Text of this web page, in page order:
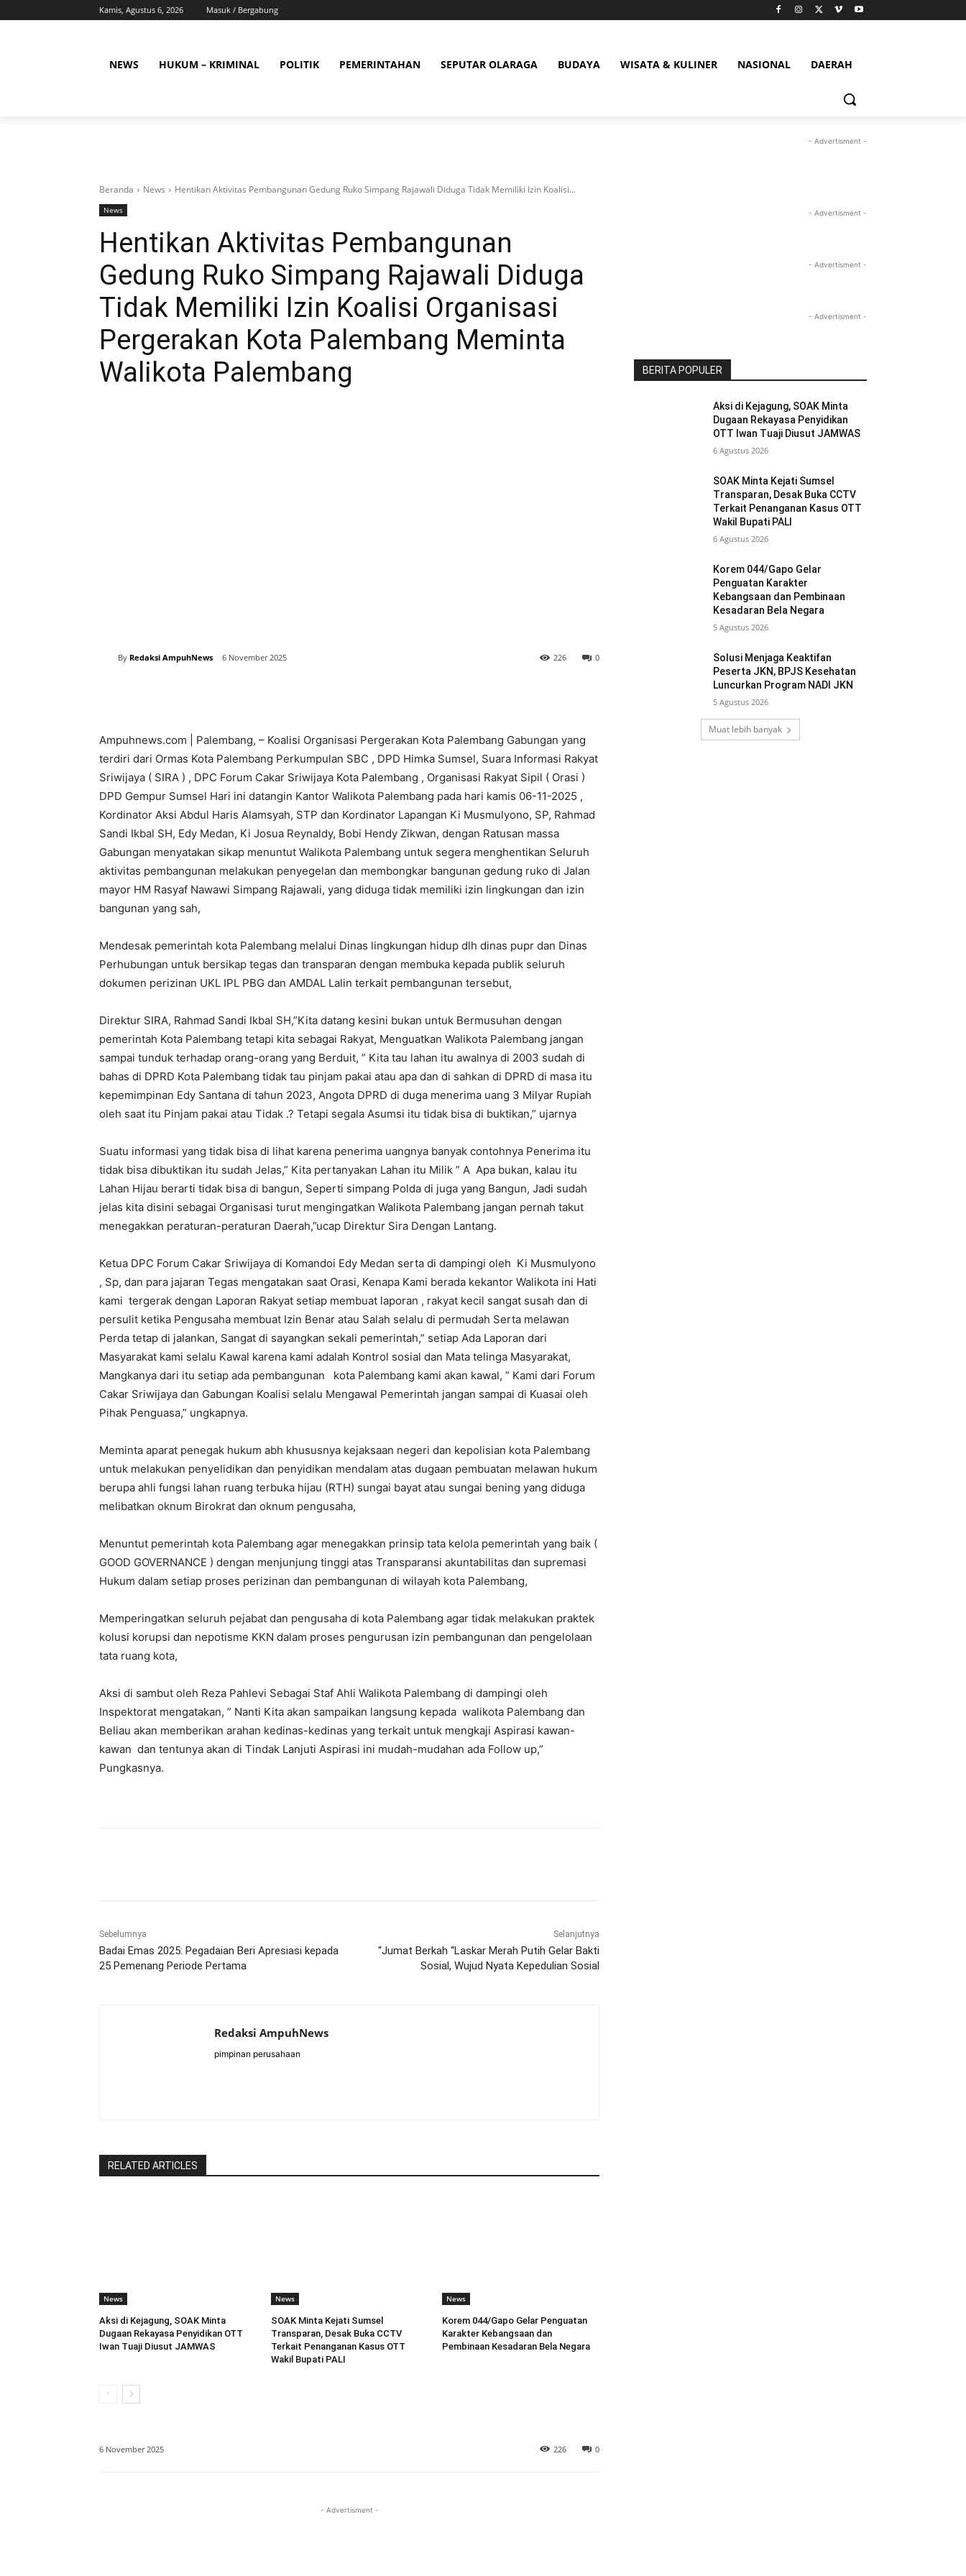
Kamis, Agustus 6, 2026 Masuk / Bergabung
NEWS HUKUM – KRIMINAL POLITIK PEMERINTAHAN SEPUTAR OLARAGA BUDAYA WISATA & KULINER NASIONAL DAERAH
- Advertisment -
Beranda News Hentikan Aktivitas Pembangunan Gedung Ruko Simpang Rajawali Diduga Tidak Memiliki Izin Koalisi...
News
Hentikan Aktivitas Pembangunan
Gedung Ruko Simpang Rajawali Diduga
Tidak Memiliki Izin Koalisi Organisasi
Pergerakan Kota Palembang Meminta
Walikota Palembang
By Redaksi AmpuhNews 6 November 2025 0
226
Ampuhnews.com | Palembang, – Koalisi Organisasi Pergerakan Kota Palembang Gabungan yang
terdiri dari Ormas Kota Palembang Perkumpulan SBC , DPD Himka Sumsel, Suara Informasi Rakyat
Sriwijaya ( SIRA ) , DPC Forum Cakar Sriwijaya Kota Palembang , Organisasi Rakyat Sipil ( Orasi )
DPD Gempur Sumsel Hari ini datangin Kantor Walikota Palembang pada hari kamis 06-11-2025 ,
Kordinator Aksi Abdul Haris Alamsyah, STP dan Kordinator Lapangan Ki Musmulyono, SP, Rahmad
Sandi Ikbal SH, Edy Medan, Ki Josua Reynaldy, Bobi Hendy Zikwan, dengan Ratusan massa
Gabungan menyatakan sikap menuntut Walikota Palembang untuk segera menghentikan Seluruh
aktivitas pembangunan melakukan penyegelan dan membongkar bangunan gedung ruko di Jalan
mayor HM Rasyaf Nawawi Simpang Rajawali, yang diduga tidak memiliki izin lingkungan dan izin
bangunan yang sah,
Mendesak pemerintah kota Palembang melalui Dinas lingkungan hidup dlh dinas pupr dan Dinas
Perhubungan untuk bersikap tegas dan transparan dengan membuka kepada publik seluruh
dokumen perizinan UKL IPL PBG dan AMDAL Lalin terkait pembangunan tersebut,
Direktur SIRA, Rahmad Sandi Ikbal SH,”Kita datang kesini bukan untuk Bermusuhan dengan
pemerintah Kota Palembang tetapi kita sebagai Rakyat, Menguatkan Walikota Palembang jangan
sampai tunduk terhadap orang-orang yang Berduit, ” Kita tau lahan itu awalnya di 2003 sudah di
bahas di DPRD Kota Palembang tidak tau pinjam pakai atau apa dan di sahkan di DPRD di masa itu
kepemimpinan Edy Santana di tahun 2023, Angota DPRD di duga menerima uang 3 Milyar Rupiah
oleh saat itu Pinjam pakai atau Tidak .? Tetapi segala Asumsi itu tidak bisa di buktikan,” ujarnya
Suatu informasi yang tidak bisa di lihat karena penerima uangnya banyak contohnya Penerima itu
tidak bisa dibuktikan itu sudah Jelas,” Kita pertanyakan Lahan itu Milik ” A Apa bukan, kalau itu
Lahan Hijau berarti tidak bisa di bangun, Seperti simpang Polda di juga yang Bangun, Jadi sudah
jelas kita disini sebagai Organisasi turut mengingatkan Walikota Palembang jangan pernah takut
menegakkan peraturan-peraturan Daerah,”ucap Direktur Sira Dengan Lantang.
Ketua DPC Forum Cakar Sriwijaya di Komandoi Edy Medan serta di dampingi oleh Ki Musmulyono
, Sp, dan para jajaran Tegas mengatakan saat Orasi, Kenapa Kami berada kekantor Walikota ini Hati
kami tergerak dengan Laporan Rakyat setiap membuat laporan , rakyat kecil sangat susah dan di
persulit ketika Pengusaha membuat Izin Benar atau Salah selalu di permudah Serta melawan
Perda tetap di jalankan, Sangat di sayangkan sekali pemerintah,” setiap Ada Laporan dari
Masyarakat kami selalu Kawal karena kami adalah Kontrol sosial dan Mata telinga Masyarakat,
Mangkanya dari itu setiap ada pembangunan kota Palembang kami akan kawal, ” Kami dari Forum
Cakar Sriwijaya dan Gabungan Koalisi selalu Mengawal Pemerintah jangan sampai di Kuasai oleh
Pihak Penguasa,” ungkapnya.
Meminta aparat penegak hukum abh khususnya kejaksaan negeri dan kepolisian kota Palembang
untuk melakukan penyelidikan dan penyidikan mendalam atas dugaan pembuatan melawan hukum
berupa ahli fungsi lahan ruang terbuka hijau (RTH) sungai bayat atau sungai bening yang diduga
melibatkan oknum Birokrat dan oknum pengusaha,
Menuntut pemerintah kota Palembang agar menegakkan prinsip tata kelola pemerintah yang baik (
GOOD GOVERNANCE ) dengan menjunjung tinggi atas Transparansi akuntabilitas dan supremasi
Hukum dalam setiap proses perizinan dan pembangunan di wilayah kota Palembang,
Memperingatkan seluruh pejabat dan pengusaha di kota Palembang agar tidak melakukan praktek
kolusi korupsi dan nepotisme KKN dalam proses pengurusan izin pembangunan dan pengelolaan
tata ruang kota,
Aksi di sambut oleh Reza Pahlevi Sebagai Staf Ahli Walikota Palembang di dampingi oleh
Inspektorat mengatakan, ” Nanti Kita akan sampaikan langsung kepada walikota Palembang dan
Beliau akan memberikan arahan kedinas-kedinas yang terkait untuk mengkaji Aspirasi kawan-
kawan dan tentunya akan di Tindak Lanjuti Aspirasi ini mudah-mudahan ada Follow up,”
Pungkasnya.
Sebelumnya
Badai Emas 2025: Pegadaian Beri Apresiasi kepada
25 Pemenang Periode Pertama
Selanjutnya
“Jumat Berkah “Laskar Merah Putih Gelar Bakti
Sosial, Wujud Nyata Kepedulian Sosial
Redaksi AmpuhNews
pimpinan perusahaan
RELATED ARTICLES
News
Aksi di Kejagung, SOAK Minta
Dugaan Rekayasa Penyidikan OTT
Iwan Tuaji Diusut JAMWAS
News
SOAK Minta Kejati Sumsel
Transparan, Desak Buka CCTV
Terkait Penanganan Kasus OTT
Wakil Bupati PALI
News
Korem 044/Gapo Gelar Penguatan
Karakter Kebangsaan dan
Pembinaan Kesadaran Bela Negara
- Advertisment -
- Advertisment -
- Advertisment -
BERITA POPULER
Aksi di Kejagung, SOAK Minta
Dugaan Rekayasa Penyidikan
OTT Iwan Tuaji Diusut JAMWAS
6 Agustus 2026
SOAK Minta Kejati Sumsel
Transparan, Desak Buka CCTV
Terkait Penanganan Kasus OTT
Wakil Bupati PALI
6 Agustus 2026
Korem 044/Gapo Gelar
Penguatan Karakter
Kebangsaan dan Pembinaan
Kesadaran Bela Negara
5 Agustus 2026
Solusi Menjaga Keaktifan
Peserta JKN, BPJS Kesehatan
Luncurkan Program NADI JKN
5 Agustus 2026
Muat lebih banyak
6 November 2025 0
226
- Advertisment -